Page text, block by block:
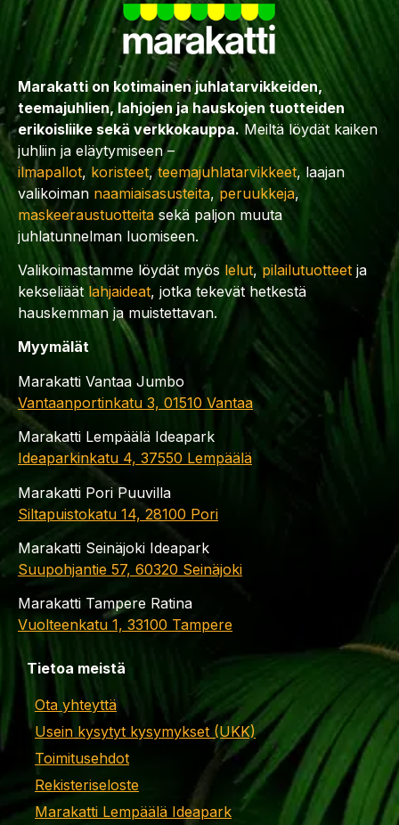
Marakatti on kotimainen juhlatarvikkeiden,
teemajuhlien, lahjojen ja hauskojen tuotteiden
erikoisliike sekä verkkokauppa. Meiltä löydät kaiken
juhliin ja eläytymiseen –
ilmapallot, koristeet,teemajuhlatarvikkeet, laajan
valikoiman naamiaisasusteita, peruukkeja,
maskeeraustuotteita sekä paljon muuta
juhlatunnelman luomiseen.
Valikoimastamme löydät myös lelut,pilailutuotteet ja
kekseliäät lahjaideat, jotka tekevät hetkestä
hauskemman ja muistettavan.
Myymälät
Marakatti Vantaa Jumbo
Vantaanportinkatu 3, 01510 Vantaa
Marakatti Lempäälä Ideapark
Ideaparkinkatu 4, 37550 Lempäälä
Marakatti Pori Puuvilla
Siltapuistokatu 14, 28100 Pori
Marakatti Seinäjoki Ideapark
Suupohjantie 57, 60320 Seinäjoki
Marakatti Tampere Ratina
Vuolteenkatu 1, 33100 Tampere
Tietoa meistä
Ota yhteyttä
Usein kysytyt kysymykset (UKK)
Toimitusehdot
Rekisteriseloste
Marakatti Lempäälä Ideapark